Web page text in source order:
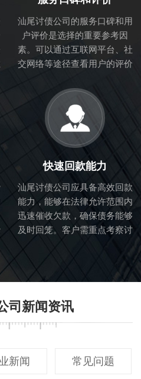
汕尾讨债公司的服务口碑和用
户评价是选择的重要参考因
素。可以通过互联网平台、社
交网络等途径查看用户的评价
服务质量。
快速回款能力
汕尾讨债公司应具备高效回款
能力，能够在法律允许范围内
迅速催收欠款，确保债务能够
及时回笼。客户需重点考察讨
司新闻资讯
新闻 常见问题